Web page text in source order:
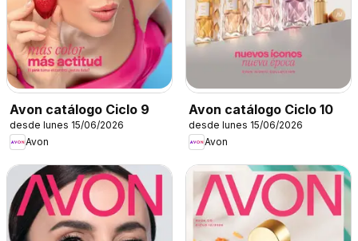
Avon catálogo Ciclo 9
desde lunes 15/06/2026
Avon
Avon catálogo Ciclo 10
desde lunes 15/06/2026
Avon